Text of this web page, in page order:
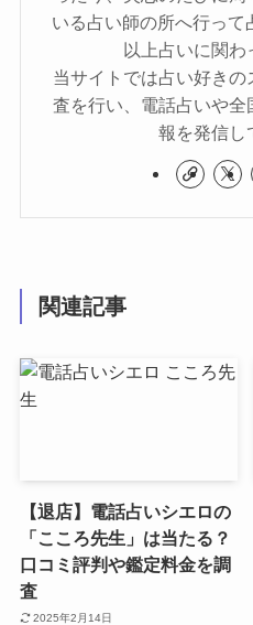
いる占い師の所へ行っ
以上占いに関わ
当サイトでは占い好き
査を行い、電話占いや
報を発信し
関連記事
【退店】電話占いシエロの
「こころ先生」は当たる？
口コミ評判や鑑定料金を調
査
2025年2月14日